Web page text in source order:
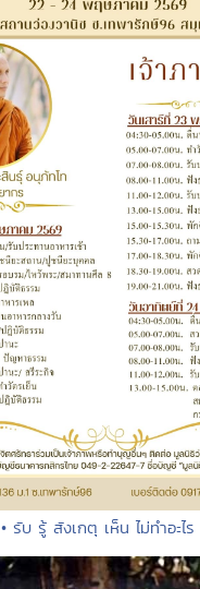
• รับ รู้ สังเกตุ เห็น ไม่ทำอะไร